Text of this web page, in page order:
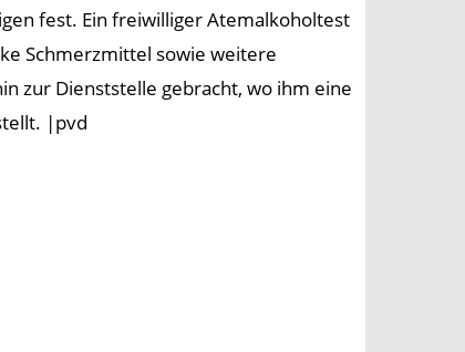
fest. Ein freiwilliger Atemalkoholtest
Schmerzmittel sowie weitere
zur Dienststelle gebracht, wo ihm eine
|pvd